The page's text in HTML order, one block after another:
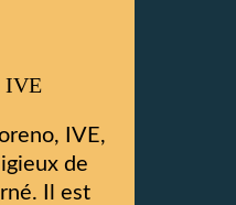
IVE,
de
Il est